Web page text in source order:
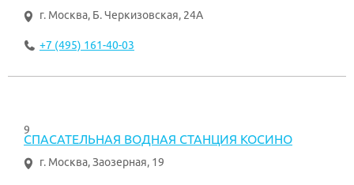
г. Москва, Б. Черкизовская, 24А
+7 (495) 161-40-03
9
СПАСАТЕЛЬНАЯ ВОДНАЯ СТАНЦИЯ КОСИНО
г. Москва,Заозерная, 19